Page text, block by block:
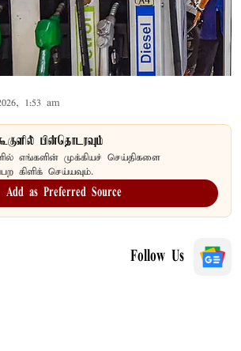
1:53 am
பின்தொடரவும்
எங்களின் முக்கியச் செய்திகளை
கிளிக் செய்யவும்.
Add as Preferred Source
Follow Us